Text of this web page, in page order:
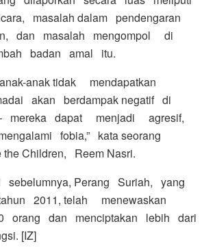
masalah dalam pendengaran
dan masalah mengompol di
badan amal itu.
anak tidak mendapatkan
akan berdampak negatif di
mereka dapat menjadi agresif,
fobia,” kata seorang
Children, Reem Nasri.
sebelumnya, Perang Suriah, yang
2011, telah menewaskan
orang dan menciptakan lebih dari
[IZ]